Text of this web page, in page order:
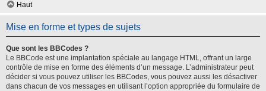
Haut
Mise en forme et types de sujets
Que sont les BBCodes ?
Le BBCode est une implantation spéciale au langage HTML, offrant un large
contrôle de mise en forme des éléments d’un message. L’administrateur peut
décider si vous pouvez utiliser les BBCodes, vous pouvez aussi les désactiver
dans chacun de vos messages en utilisant l’option appropriée du formulaire de